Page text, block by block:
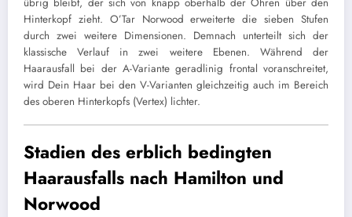
Hinterkopf zieht. O’Tar Norwood erweiterte die sieben Stufen
durch zwei weitere Dimensionen. Demnach unterteilt sich der
klassische Verlauf in zwei weitere Ebenen. Während der
Haarausfall bei der A-Variante geradlinig frontal voranschreitet,
wird Dein Haar bei den V-Varianten gleichzeitig auch im Bereich
des oberen Hinterkopfs (Vertex) lichter.
Stadien des erblich bedingten
Haarausfalls nach Hamilton und
Norwood